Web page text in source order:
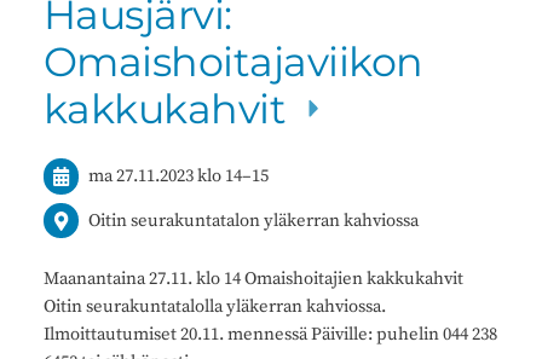
Hausjärvi:
Omaishoitajaviikon
kakkukahvit
ma 27.11.2023klo 14–15
Oitin seurakuntatalon yläkerran kahviossa
Maanantaina 27.11. klo 14 Omaishoitajien kakkukahvit
Oitin seurakuntatalolla yläkerran kahviossa.
Ilmoittautumiset 20.11. mennessä Päiville: puhelin 044 238